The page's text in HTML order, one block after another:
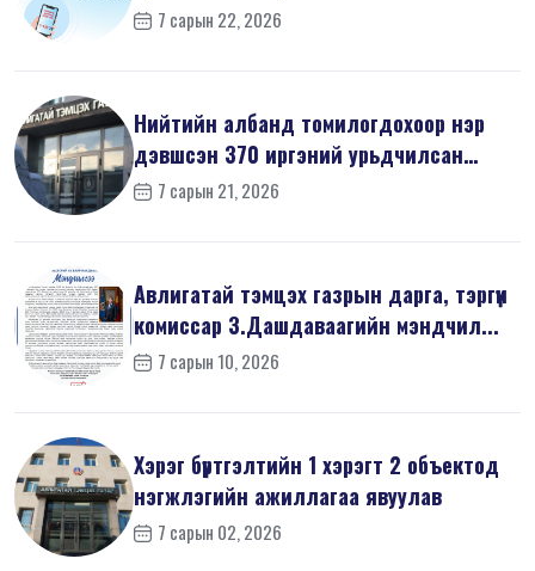
7 сарын 22, 2026
Нийтийн албанд томилогдохоор нэр
дэвшсэн 370 иргэний урьдчилсан
мэдүүл...
7 сарын 21, 2026
Авлигатай тэмцэх газрын дарга, тэргүүн
комиссар З.Дашдаваагийн мэндчил...
7 сарын 10, 2026
Хэрэг бүртгэлтийн 1 хэрэгт 2 объектод
нэгжлэгийн ажиллагаа явуулав
7 сарын 02, 2026